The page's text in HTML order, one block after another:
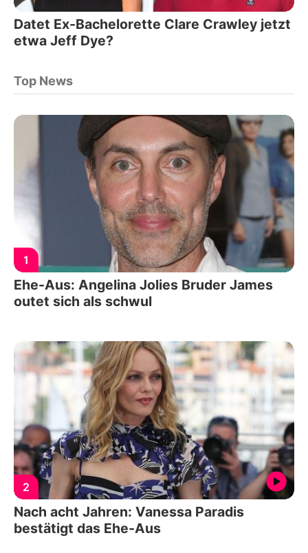
Datet Ex-Bachelorette Clare Crawley jetzt
etwa Jeff Dye?
Top News
1
Ehe-Aus: Angelina Jolies Bruder James
outet sich als schwul
2
Nach acht Jahren: Vanessa Paradis
bestätigt das Ehe-Aus